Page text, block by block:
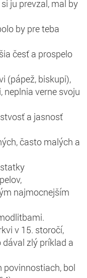
ju prevzal, mal by
by pre teba
česť a prospelo
(pápež, biskupi),
verne svoju
a jasnosť
často malých a
najmocnejším
v 15. storočí,
zlý príklad a
bol